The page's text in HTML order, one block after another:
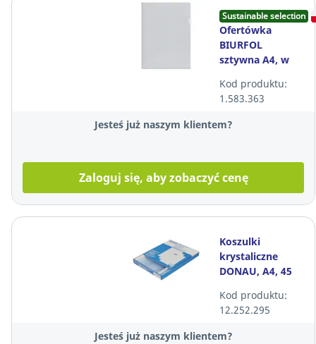
Sustainable selection
Ofertówka
BIURFOL
sztywna A4, w
sztuk
Kod produktu:
1.583.363
Jesteś już naszym klientem?
Zaloguj się, aby zobaczyć cenę
Koszulki
krystaliczne
DONAU, A4, 45
sztuk
Kod produktu:
12.252.295
Jesteś już naszym klientem?